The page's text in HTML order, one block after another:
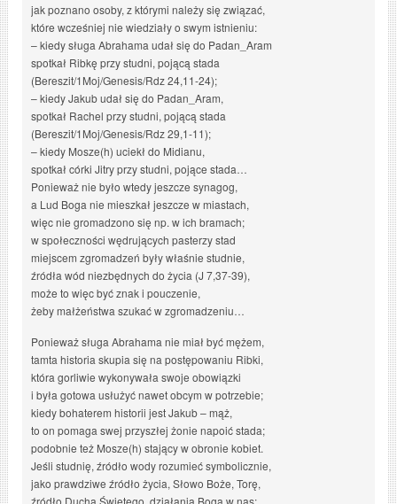
jak poznano osoby, z którymi należy się związać,
które wcześniej nie wiedziały o swym istnieniu:
– kiedy sługa Abrahama udał się do Padan_Aram
spotkał Ribkę przy studni, pojącą stada
(Bereszit/1Moj/Genesis/Rdz 24,11-24);
– kiedy Jakub udał się do Padan_Aram,
spotkał Rachel przy studni, pojącą stada
(Bereszit/1Moj/Genesis/Rdz 29,1-11);
– kiedy Mosze(h) uciekł do Midianu,
spotkał córki Jitry przy studni, pojące stada…
Ponieważ nie było wtedy jeszcze synagog,
a Lud Boga nie mieszkał jeszcze w miastach,
więc nie gromadzono się np. w ich bramach;
w społeczności wędrujących pasterzy stad
miejscem zgromadzeń były właśnie studnie,
źródła wód niezbędnych do życia (J 7,37-39),
może to więc być znak i pouczenie,
żeby małżeństwa szukać w zgromadzeniu…
Ponieważ sługa Abrahama nie miał być mężem,
tamta historia skupia się na postępowaniu Ribki,
która gorliwie wykonywała swoje obowiązki
i była gotowa usłużyć nawet obcym w potrzebie;
kiedy bohaterem historii jest Jakub – mąż,
to on pomaga swej przyszłej żonie napoić stada;
podobnie też Mosze(h) stający w obronie kobiet.
Jeśli studnię, źródło wody rozumieć symbolicznie,
jako prawdziwe źródło życia, Słowo Boże, Torę,
źródło Ducha Świętego, działania Boga w nas;